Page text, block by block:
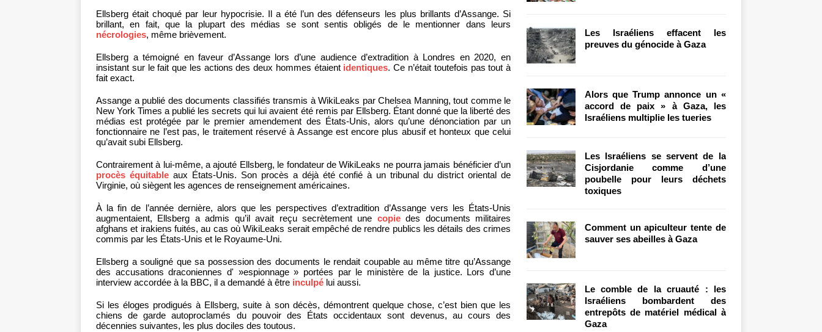
Ellsberg était choqué par leur hypocrisie. Il a été l’un des défenseurs les plus brillants d’Assange. Si
brillant, en fait, que la plupart des médias se sont sentis obligés de le mentionner dans leurs
nécrologies, même brièvement.
Ellsberg a témoigné en faveur d’Assange lors d’une audience d’extradition à Londres en 2020, en
insistant sur le fait que les actions des deux hommes étaient identiques. Ce n’était toutefois pas tout à
fait exact.
Assange a publié des documents classifiés transmis à WikiLeaks par Chelsea Manning, tout comme le
New York Times a publié les secrets qui lui avaient été remis par Ellsberg. Étant donné que la liberté des
médias est protégée par le premier amendement des États-Unis, alors qu’une dénonciation par un
fonctionnaire ne l’est pas, le traitement réservé à Assange est encore plus abusif et honteux que celui
qu’avait subi Ellsberg.
Contrairement à lui-même, a ajouté Ellsberg, le fondateur de WikiLeaks ne pourra jamais bénéficier d’un
procès équitableaux États-Unis. Son procès a déjà été confié à un tribunal du district oriental de
Virginie, où siègent les agences de renseignement américaines.
À la fin de l’année dernière, alors que les perspectives d’extradition d’Assange vers les États-Unis
augmentaient, Ellsberg a admis qu’il avait reçu secrètement une copiedes documents militaires
afghans et irakiens fuités, au cas où WikiLeaks serait empêché de rendre publics les détails des crimes
commis par les États-Unis et le Royaume-Uni.
Ellsberg a souligné que sa possession des documents le rendait coupable au même titre qu’Assange
des accusations draconiennes d' »espionnage » portées par le ministère de la justice. Lors d’une
interview accordée à la BBC, il a demandé à être inculpé lui aussi.
Si les éloges prodigués à Ellsberg, suite à son décès, démontrent quelque chose, c’est bien que les
chiens de garde autoproclamés du pouvoir des États occidentaux sont devenus, au cours des
décennies suivantes, les plus dociles des toutous.
Les Israéliens effacent les
preuves du génocide à Gaza
Alors que Trump annonce un «
accord de paix » à Gaza, les
Israéliens multiplie les tueries
Les Israéliens se servent de la
Cisjordanie comme d’une
poubelle pour leurs déchets
toxiques
Comment un apiculteur tente de
sauver ses abeilles à Gaza
Le comble de la cruauté : les
Israéliens bombardent des
entrepôts de matériel médical à
Gaza